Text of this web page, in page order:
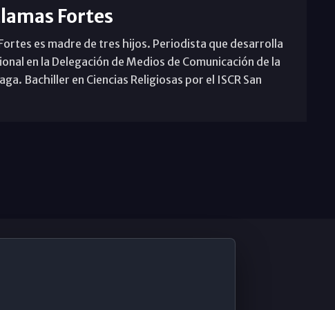
Fortes
es madre de tres hijos. Periodista que desarrolla
en la Delegación de Medios de Comunicación de la
Bachiller en Ciencias Religiosas por el ISCR San